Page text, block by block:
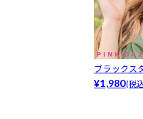
ブラックス
¥1,980(税